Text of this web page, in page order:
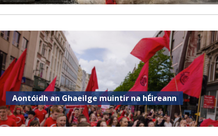
Aontóidh an Ghaeilge muintir na hÉireann